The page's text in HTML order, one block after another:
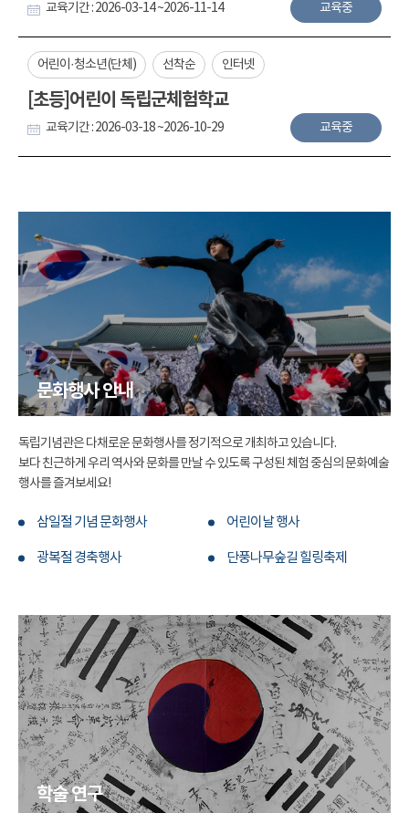
교육기간 : 2026-03-14 ~2026-11-14 교육중
어린이·청소년(단체) 선착순 인터넷
[초등]어린이 독립군체험학교
교육기간 : 2026-03-18 ~2026-10-29 교육중
문화행사 안내
독립기념관은 다채로운 문화행사를 정기적으로 개최하고 있습니다.
보다 친근하게 우리 역사와 문화를 만날 수 있도록 구성된 체험 중심의 문화예술
행사를 즐겨보세요!
삼일절 기념 문화행사 어린이날 행사
광복절 경축행사 단풍나무숲길 힐링축제
학술 연구